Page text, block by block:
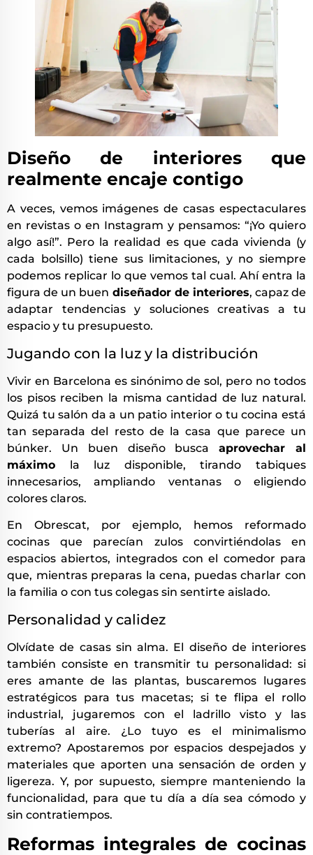
Diseño de interiores que
realmente encaje contigo
A veces, vemos imágenes de casas espectaculares
en revistas o en Instagram y pensamos: “¡Yo quiero
algo así!”. Pero la realidad es que cada vivienda (y
cada bolsillo) tiene sus limitaciones, y no siempre
podemos replicar lo que vemos tal cual. Ahí entra la
figura de un buen diseñador de interiores, capaz de
adaptar tendencias y soluciones creativas a tu
espacio y tu presupuesto.
Jugando con la luz y la distribución
Vivir en Barcelona es sinónimo de sol, pero no todos
los pisos reciben la misma cantidad de luz natural.
Quizá tu salón da a un patio interior o tu cocina está
tan separada del resto de la casa que parece un
búnker. Un buen diseño buscaaprovechar al
máximo la luz disponible, tirando tabiques
innecesarios, ampliando ventanas o eligiendo
colores claros.
En Obrescat, por ejemplo, hemos reformado
cocinas que parecían zulos convirtiéndolas en
espacios abiertos, integrados con el comedor para
que, mientras preparas la cena, puedas charlar con
la familia o con tus colegas sin sentirte aislado.
Personalidad y calidez
Olvídate de casas sin alma. El diseño de interiores
también consiste en transmitir tu personalidad: si
eres amante de las plantas, buscaremos lugares
estratégicos para tus macetas; si te flipa el rollo
industrial, jugaremos con el ladrillo visto y las
tuberías al aire. ¿Lo tuyo es el minimalismo
extremo? Apostaremos por espacios despejados y
materiales que aporten una sensación de orden y
ligereza. Y, por supuesto, siempre manteniendo la
funcionalidad, para que tu día a día sea cómodo y
sin contratiempos.
Reformas integrales de cocinas